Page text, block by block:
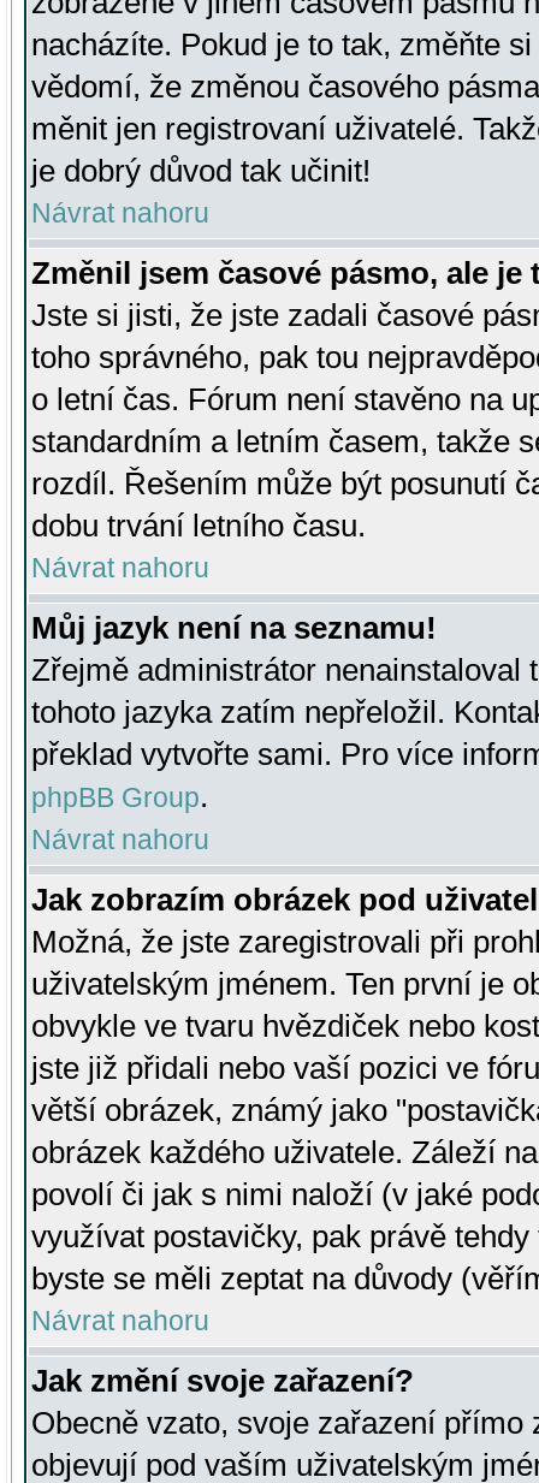
nacházíte. Pokud je to tak, změňte
vědomí, že změnou časového
měnit jen registrovaní uživatelé.
je dobrý důvod tak učinit!
Návrat nahoru
Změnil jsem časové pásmo, ale je
Jste si jisti, že jste zadali časové
toho správného, pak tou
o letní čas. Fórum není stavěno na
standardním a letním časem, takže
rozdíl. Řešením může být posunutí
dobu trvání letního času.
Návrat nahoru
Můj jazyk není na seznamu!
Zřejmě administrátor nenainstaloval
tohoto jazyka zatím nepřeložil.
překlad vytvořte sami. Pro více
phpBB Group.
Návrat nahoru
Jak zobrazím obrázek pod
Možná, že jste zaregistrovali při
uživatelským jménem. Ten první je
obvykle ve tvaru hvězdiček nebo
jste již přidali nebo vaší pozici ve
větší obrázek, známý jako
obrázek každého uživatele. Záleží
povolí či jak s nimi naloží (v jaké
využívat postavičky, pak právě
byste se měli zeptat na důvody
Návrat nahoru
Jak změní svoje zařazení?
Obecně vzato, svoje zařazení přímo
objevují pod vaším uživatelským